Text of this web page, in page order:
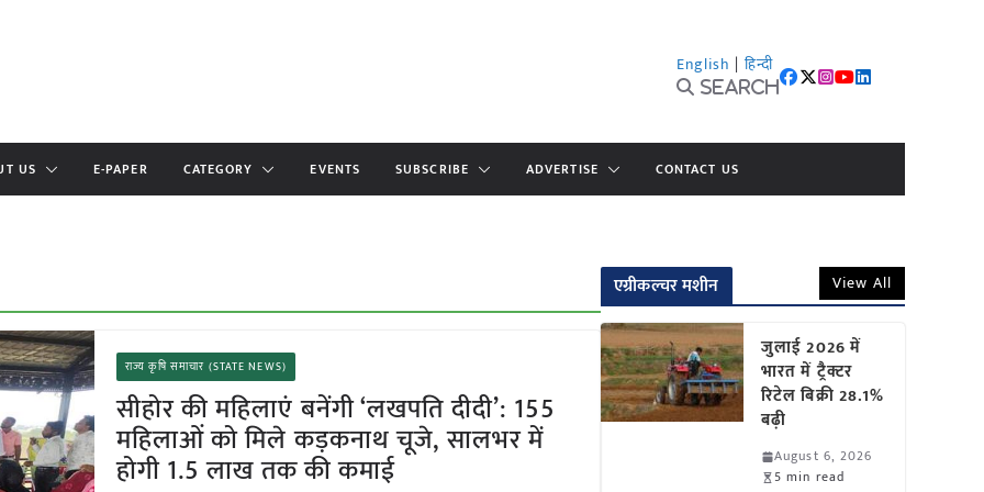
English | हिन्दी
Search
US E-PAPER CATEGORY EVENTS SUBSCRIBE ADVERTISE CONTACT US
राज्य कृषि समाचार (STATE NEWS)
सीहोर की महिलाएं बनेंगी ‘लखपति दीदी’: 155
महिलाओं को मिले कड़कनाथ चूजे, सालभर में
होगी 1.5 लाख तक की कमाई
एग्रीकल्चर मशीन View All
जुलाई 2026 में
भारत में ट्रैक्टर
रिटेल बिक्री 28.1%
बढ़ी
August 6, 2026
5 min read